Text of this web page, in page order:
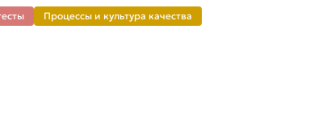
Процессы и культура качества